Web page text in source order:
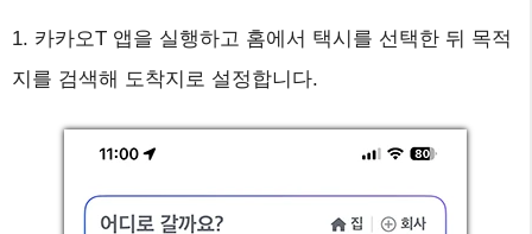
1. 카카오T 앱을 실행하고 홈에서 택시를 선택한 뒤 목적
지를 검색해 도착지로 설정합니다.